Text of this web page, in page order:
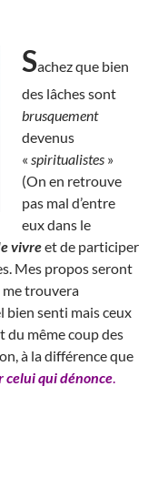
Sachez que bien
des lâches sont
brusquement
devenus
« spiritualistes »
(On en retrouve
pas mal d’entre
eux dans le
vivreet de participer
Mes propos seront
me trouvera
senti mais ceux
même coup des
à la différence que
celui qui dénonce